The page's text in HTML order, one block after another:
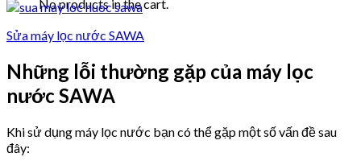
No products in the cart.
Sửa máy lọc nước SAWA
Những lỗi thường gặp của máy lọc
nước SAWA
Khi sử dụng máy lọc nước bạn có thể gặp một số vấn đề sau
đây: